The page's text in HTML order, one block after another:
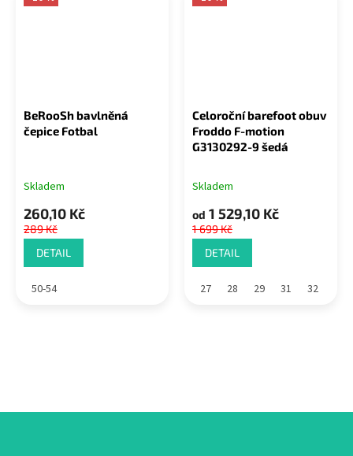
BeRooSh bavlněná
čepice Fotbal
Skladem
260,10 Kč
289 Kč
DETAIL
50-54
Celoroční barefoot obuv
Froddo F-motion
G3130292-9 šedá
Skladem
od 1 529,10 Kč
1 699 Kč
DETAIL
27 28 29 31 32